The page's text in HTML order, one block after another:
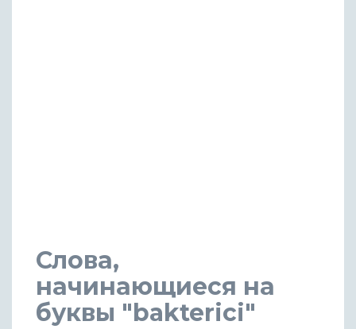
Слова,
начинающиеся на
буквы "bakterici"